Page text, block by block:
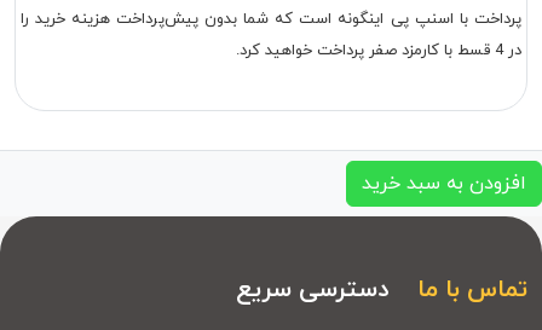
پرداخت با اسنپ پی اینگونه است که شما بدون پیش‌پرداخت هزینه خرید را
در 4 قسط با کارمزد صفر پرداخت خواهید کرد.
افزودن به سبد خرید
تماس با ما دسترسی سریع